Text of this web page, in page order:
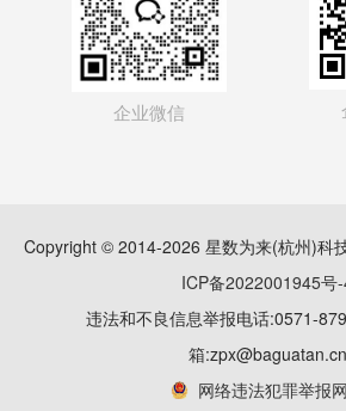
企业微信
Copyright © 2014-2026 星数为来(杭州)科
ICP备2022001945号
违法和不良信息举报电话:0571-
箱:zpx@baguatan.cn
网络违法犯罪举报